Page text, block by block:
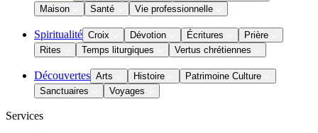
Maison
Santé Vie professionnelle
Spiritualité Croix Dévotion Écritures
Prière
Rites
Temps liturgiques Vertus chrétiennes
Découvertes Arts Histoire
Patrimoine Culture
Sanctuaires
Voyages
Services